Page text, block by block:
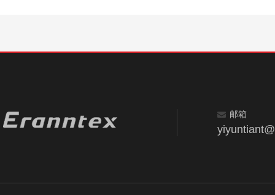
邮箱